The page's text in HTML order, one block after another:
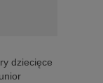
dziecięce